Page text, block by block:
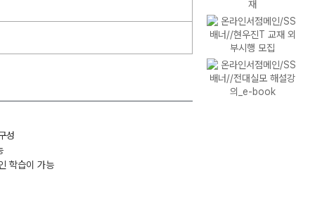
성
학습이 가능